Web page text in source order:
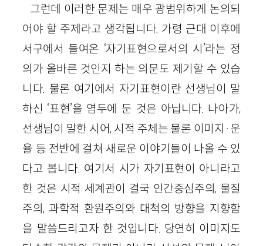
그런데 이러한 문제는 매우 광범위하게 논의되
어야 할 주제라고 생각됩니다. 가령 근대 이후에
서구에서 들여온 ‘자기표현으로서의 시’라는 정
의가 올바른 것인지 하는 의문도 제기할 수 있습
니다. 물론 여기에서 자기표현이란 선생님이 말
하신 ‘표현’을 염두에 둔 것은 아닙니다. 나아가,
선생님이 말한 시어, 시적 주체는 물론 이미지·운
율 등 전반에 걸쳐 새로운 이야기들이 나올 수 있
다고 봅니다. 여기서 시가 자기표현이 아니라고
한 것은 시적 세계관이 결국 인간중심주의, 물질
주의, 과학적 환원주의와 대척의 방향을 지향함
을 말씀드리고자 한 것입니다. 당연히 이미지도